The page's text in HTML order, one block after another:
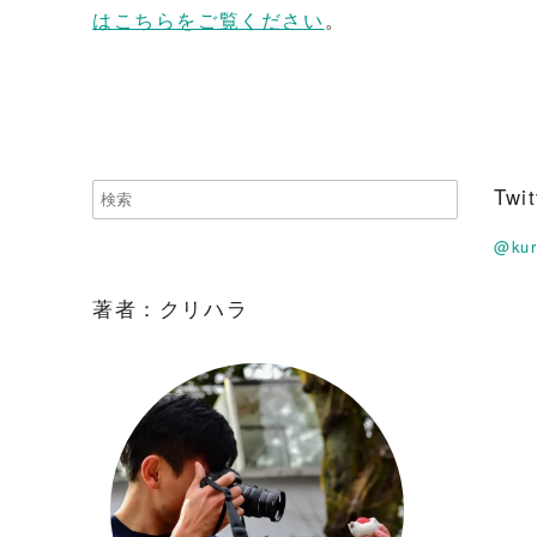
はこちらをご覧ください。
著者：クリハラ